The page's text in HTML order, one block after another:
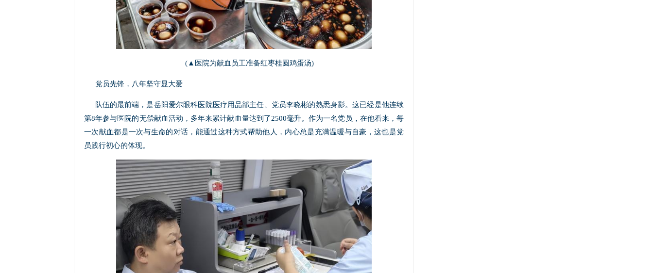
(▲医院为献血员工准备红枣桂圆鸡蛋汤)
党员先锋，八年坚守显大爱
队伍的最前端，是岳阳爱尔眼科医院医疗用品部主任、党员李晓彬的熟悉身影。这已经是他连续
第8年参与医院的无偿献血活动，多年来累计献血量达到了2500毫升。作为一名党员，在他看来，每
一次献血都是一次与生命的对话，能通过这种方式帮助他人，内心总是充满温暖与自豪，这也是党
员践行初心的体现。